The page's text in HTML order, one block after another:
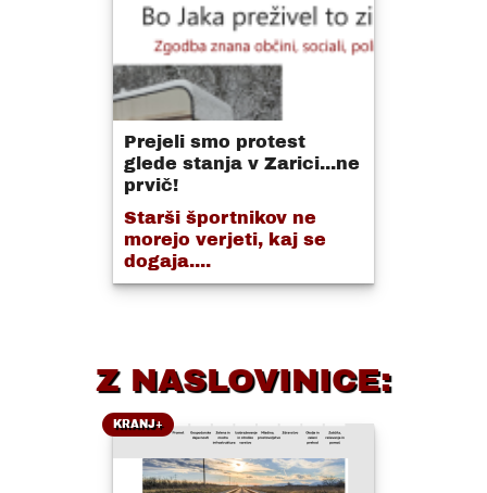
Prejeli smo protest
glede stanja v Zarici...ne
prvič!
Starši športnikov ne
morejo verjeti, kaj se
dogaja....
Z NASLOVINICE:
KRANJ+